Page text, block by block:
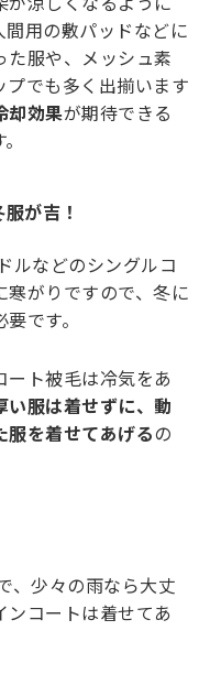
用の敷パッドなどに
た服や、メッシュ素
でも多く出揃います
却効果が期待できる
が吉！
ルなどのシングルコ
がりですので、冬に
です。
ト被毛は冷気をあ
い服は着せずに、動
服を着せてあげるの
、少々の雨なら大丈
コートは着せてあ